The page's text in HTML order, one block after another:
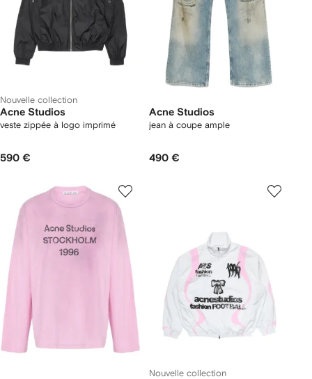
Nouvelle collection
Acne Studios
veste zippée à logo imprimé
590 €
Acne Studios
jean à coupe ample
490 €
Nouvelle collection